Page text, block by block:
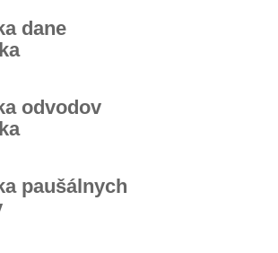
dane
odvodov
paušálnych